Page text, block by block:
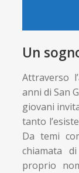
Un
Attraverso
anni di San
giovani
tanto
Da temi
chiamata
proprio